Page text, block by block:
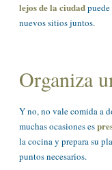
lejos de la ciudad
nuevos sitios juntos.
Organiza
Y no, no vale comida a
muchas ocasiones es
la cocina y prepara su
puntos necesarios.